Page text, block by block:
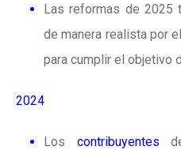
Las reformas de 2025
de manera realista por
para cumplir el objetivo
2024
Los contribuyentes